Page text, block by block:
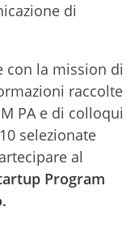
di
con la mission di
raccolte
PA e di colloqui
selezionate
al
Program